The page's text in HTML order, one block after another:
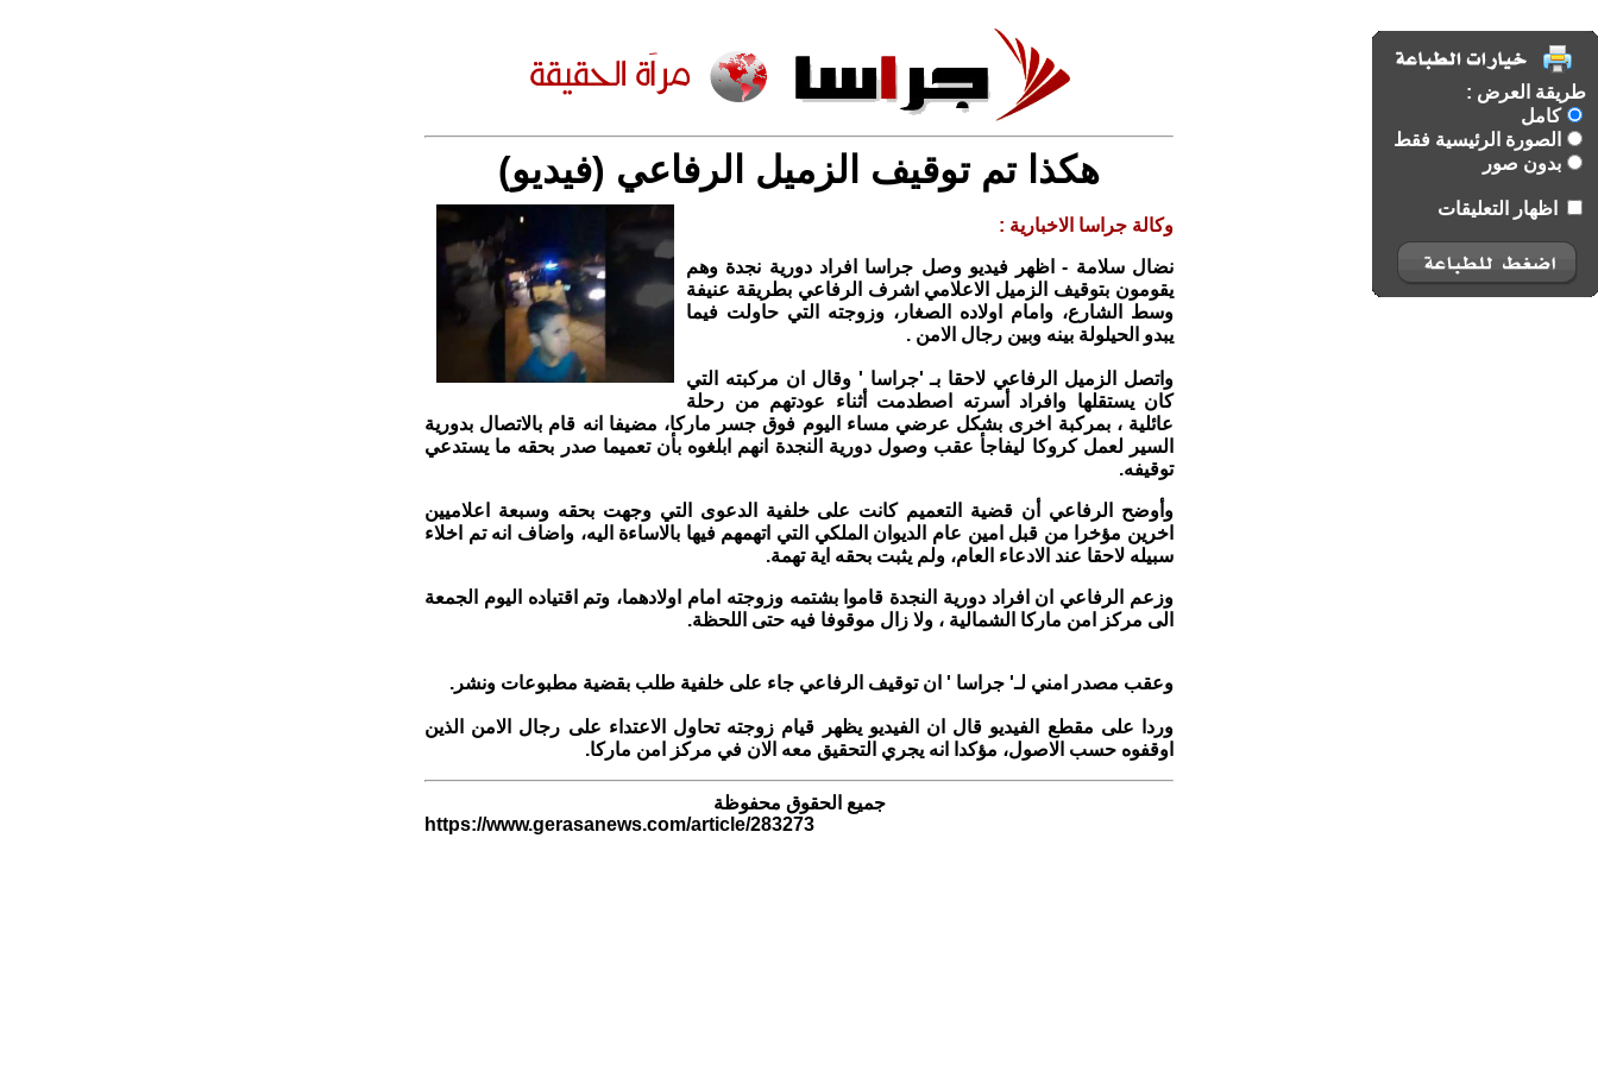
طريقة العرض :
كامل
الصورة الرئيسية فقط
بدون صور
اظهار التعليقات
هكذا تم توقيف الزميل الرفاعي (فيديو)
وكالة جراسا الاخبارية :
نضال سلامة - اظهر فيديو وصل جراسا افراد دورية نجدة وهم
يقومون بتوقيف الزميل الاعلامي اشرف الرفاعي بطريقة عنيفة
وسط الشارع، وامام اولاده الصغار، وزوجته التي حاولت فيما
يبدو الحيلولة بينه وبين رجال الامن .
واتصل الزميل الرفاعي لاحقا بـ 'جراسا ' وقال ان مركبته التي
كان يستقلها وافراد أسرته اصطدمت أثناء عودتهم من رحلة
عائلية ، بمركبة اخرى بشكل عرضي مساء اليوم فوق جسر ماركا، مضيفا انه قام بالاتصال بدورية
السير لعمل كروكا ليفاجأ عقب وصول دورية النجدة انهم ابلغوه بأن تعميما صدر بحقه ما يستدعي
توقيفه.
وأوضح الرفاعي أن قضية التعميم كانت على خلفية الدعوى التي وجهت بحقه وسبعة اعلاميين
اخرين مؤخرا من قبل امين عام الديوان الملكي التي اتهمهم فيها بالاساءة اليه، واضاف انه تم اخلاء
سبيله لاحقا عند الادعاء العام، ولم يثبت بحقه اية تهمة.
وزعم الرفاعي ان افراد دورية النجدة قاموا بشتمه وزوجته امام اولادهما، وتم اقتياده اليوم الجمعة
الى مركز امن ماركا الشمالية ، ولا زال موقوفا فيه حتى اللحظة.
وعقب مصدر امني لـ' جراسا ' ان توقيف الرفاعي جاء على خلفية طلب بقضية مطبوعات ونشر.
وردا على مقطع الفيديو قال ان الفيديو يظهر قيام زوجته تحاول الاعتداء على رجال الامن الذين
اوقفوه حسب الاصول، مؤكدا انه يجري التحقيق معه الان في مركز امن ماركا.
جميع الحقوق محفوظة
https://www.gerasanews.com/article/283273